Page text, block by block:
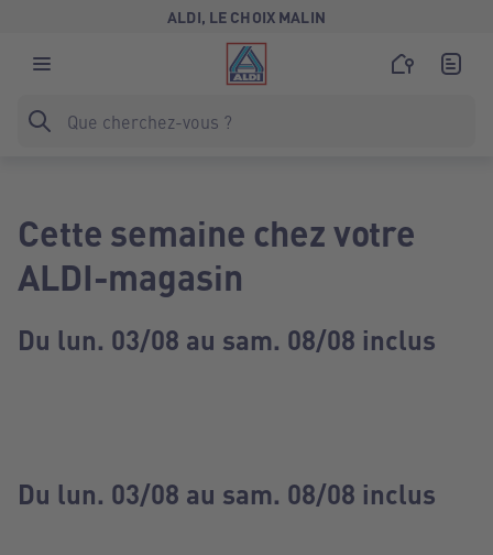
ALDI, LE CHOIX MALIN
Cette semaine chez votre
ALDI-magasin
Du lun. 03/08 au sam. 08/08 inclus
Du lun. 03/08 au sam. 08/08 inclus